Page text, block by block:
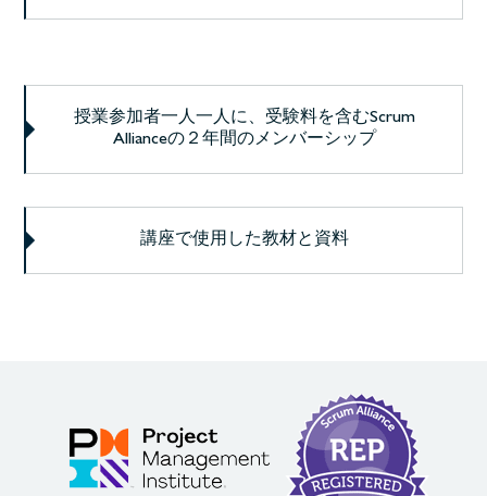
授業参加者一人一人に、受験料を含むScrum
Allianceの２年間のメンバーシップ
講座で使用した教材と資料